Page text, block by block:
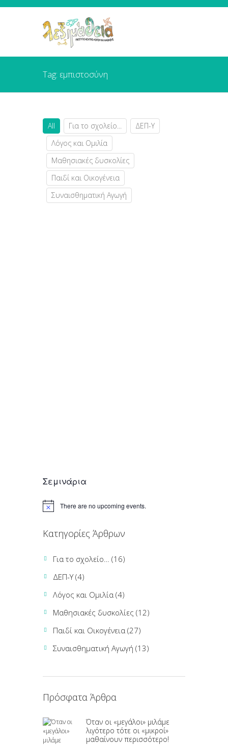
Tag: εμπιστοσύνη
All Για το σχολείο...
ΔΕΠ-Υ
Λόγος και Ομιλία
Μαθησιακές δυσκολίες
Παιδί και Οικογένεια
Συναισθηματική Αγωγή
Σεμινάρια
There are no upcoming events.
Κατηγορίες Άρθρων
Για το σχολείο… (16)
ΔΕΠ-Υ(4)
Λόγος και Ομιλία (4)
Μαθησιακές δυσκολίες (12)
Παιδί και Οικογένεια (27)
Συναισθηματική Αγωγή (13)
Πρόσφατα Άρθρα
Όταν οι «μεγάλοι» μιλάμε
λιγότερο τότε οι «μικροί»
μαθαίνουν περισσότερο!